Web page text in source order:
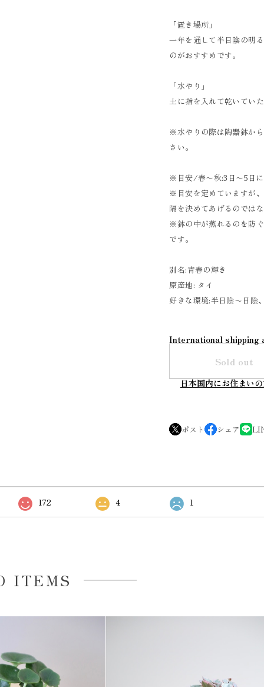
「置き場所」
一年を通して半日陰の明
のがおすすめです。
「水やり」
土に指を入れて乾いてい
※水やりの際は陶器鉢か
さい。
※目安/春〜秋:3日〜5日
※目安を定めていますが
隔を決めてあげるのでは
※鉢の中が蒸れるのを防
です。
別名:青春の輝き
原産地: タイ
好きな環境:半日陰〜日陰
International shipping
Sold out
日本国内にお住まい
ポスト シェア
172 4 1
ITEMS